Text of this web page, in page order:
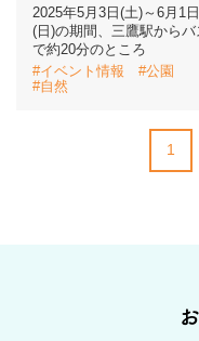
2025年5月3日(土)～6月1日
(日)の期間、三鷹駅からバ
で約20分のところ
#イベント情報
#公園
#自然
1